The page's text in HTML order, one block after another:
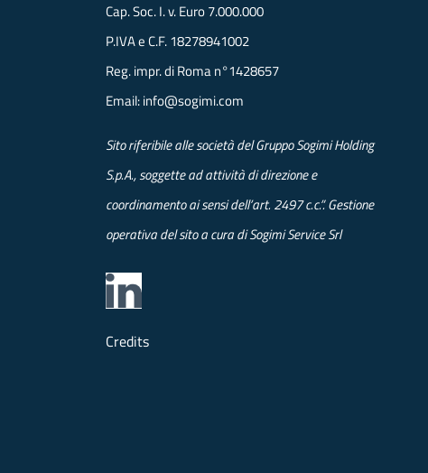
Cap. Soc. I. v. Euro 7.000.000
P.IVA e C.F. 18278941002
Reg. impr. di Roma n°1428657
Email:info@sogimi.com
Sito riferibile alle società del Gruppo Sogimi Holding
S.p.A., soggette ad attività di direzione e
coordinamento ai sensi dell’art. 2497 c.c.”. Gestione
operativa del sito a cura di Sogimi Service Srl
Credits